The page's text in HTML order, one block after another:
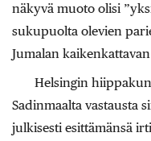
näkyvä muoto olisi
sukupuolta olevien
Jumalan
Helsingin
Sadinmaalta vastausta
julkisesti esittämänsä